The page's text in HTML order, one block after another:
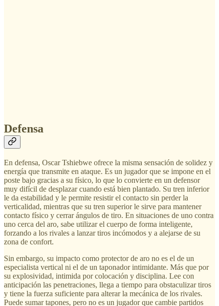
Defensa
En defensa, Oscar Tshiebwe ofrece la misma sensación de solidez y
energía que transmite en ataque. Es un jugador que se impone en el
poste bajo gracias a su físico, lo que lo convierte en un defensor
muy difícil de desplazar cuando está bien plantado. Su tren inferior
le da estabilidad y le permite resistir el contacto sin perder la
verticalidad, mientras que su tren superior le sirve para mantener
contacto físico y cerrar ángulos de tiro. En situaciones de uno contra
uno cerca del aro, sabe utilizar el cuerpo de forma inteligente,
forzando a los rivales a lanzar tiros incómodos y a alejarse de su
zona de confort.
Sin embargo, su impacto como protector de aro no es el de un
especialista vertical ni el de un taponador intimidante. Más que por
su explosividad, intimida por colocación y disciplina. Lee con
anticipación las penetraciones, llega a tiempo para obstaculizar tiros
y tiene la fuerza suficiente para alterar la mecánica de los rivales.
Puede sumar tapones, pero no es un jugador que cambie partidos